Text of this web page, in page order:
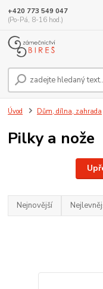
+420 773 549 047
(Po-Pá, 8-16 hod.)
Úvod Dům, dílna, zahrada
Pilky a nože
Nejnovější